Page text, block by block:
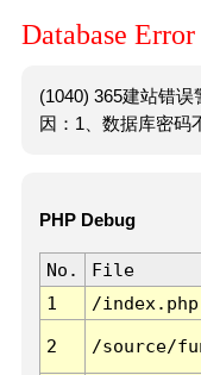
Database Error
(1040) 365建站错
因：1、数据库密码
PHP Debug
No. File
1
/index.php
2 /source/